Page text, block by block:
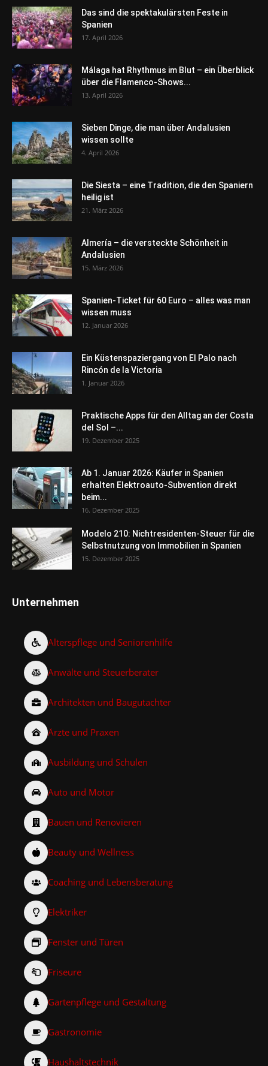
Das sind die spektakulärsten Feste in
Spanien
17. April 2026
Málaga hat Rhythmus im Blut – ein Überblick
über die Flamenco-Shows...
13. April 2026
Sieben Dinge, die man über Andalusien
wissen sollte
4. April 2026
Die Siesta – eine Tradition, die den Spaniern
heilig ist
21. März 2026
Almería – die versteckte Schönheit in
Andalusien
15. März 2026
Spanien-Ticket für 60 Euro – alles was man
wissen muss
12. Januar 2026
Ein Küstenspaziergang von El Palo nach
Rincón de la Victoria
1. Januar 2026
Praktische Apps für den Alltag an der Costa
del Sol –...
19. Dezember 2025
Ab 1. Januar 2026: Käufer in Spanien
erhalten Elektroauto-Subvention direkt
beim...
16. Dezember 2025
Modelo 210: Nichtresidenten-Steuer für die
Selbstnutzung von Immobilien in Spanien
15. Dezember 2025
Unternehmen
Alterspflege und Seniorenhilfe
Anwälte und Steuerberater
Architekten und Baugutachter
Ärzte und Praxen
Ausbildung und Schulen
Auto und Motor
Bauen und Renovieren
Beauty und Wellness
Coaching und Lebensberatung
Elektriker
Fenster und Türen
Friseure
Gartenpflege und Gestaltung
Gastronomie
Haushaltstechnik